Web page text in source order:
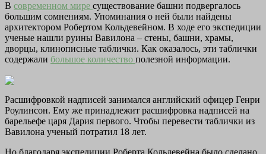
В современном мире существование башни подвергалось
большим сомнениям. Упоминания о ней были найдены
архитектором Робертом Кольдевейном. В ходе его экспедиции
ученые нашли руины Вавилона – стены, башни, храмы,
дворцы, клинописные таблички. Как оказалось, эти таблички
содержали большое количество полезной информации.
Расшифровкой надписей занимался английский офицер Генри
Роулинсон. Ему же принадлежит расшифровка надписей на
барельефе царя Дария первого. Чтобы перевести таблички из
Вавилона ученый потратил 18 лет.